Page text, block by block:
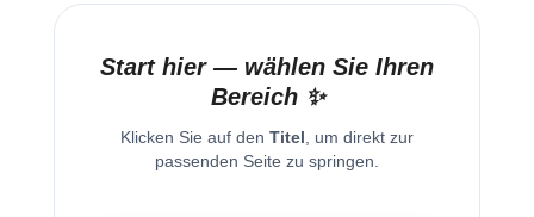
Start hier — wählen Sie Ihren
Bereich ✨
Klicken Sie auf den Titel , um direkt zur
passenden Seite zu springen.